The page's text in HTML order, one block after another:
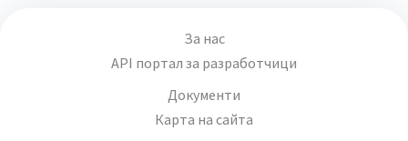
За нас
API портал за разработчици
Документи
Карта на сайта